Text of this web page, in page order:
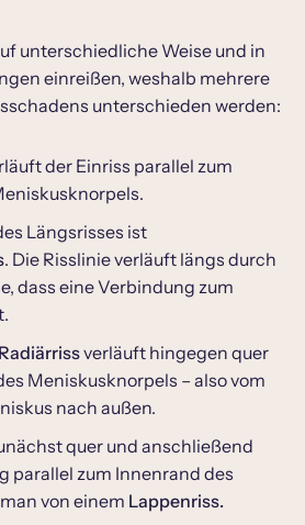
unterschiedliche Weise und in
einreißen, weshalb mehrere
unterschieden werden:
der Einriss parallel zum
Längsrisses ist
. Die Risslinie verläuft längs durch
dass eine Verbindung zum
Radiärrissverläuft hingegen quer
Meniskusknorpels – also vom
nach außen.
quer und anschließend
parallel zum Innenrand des
von einem Lappenriss.